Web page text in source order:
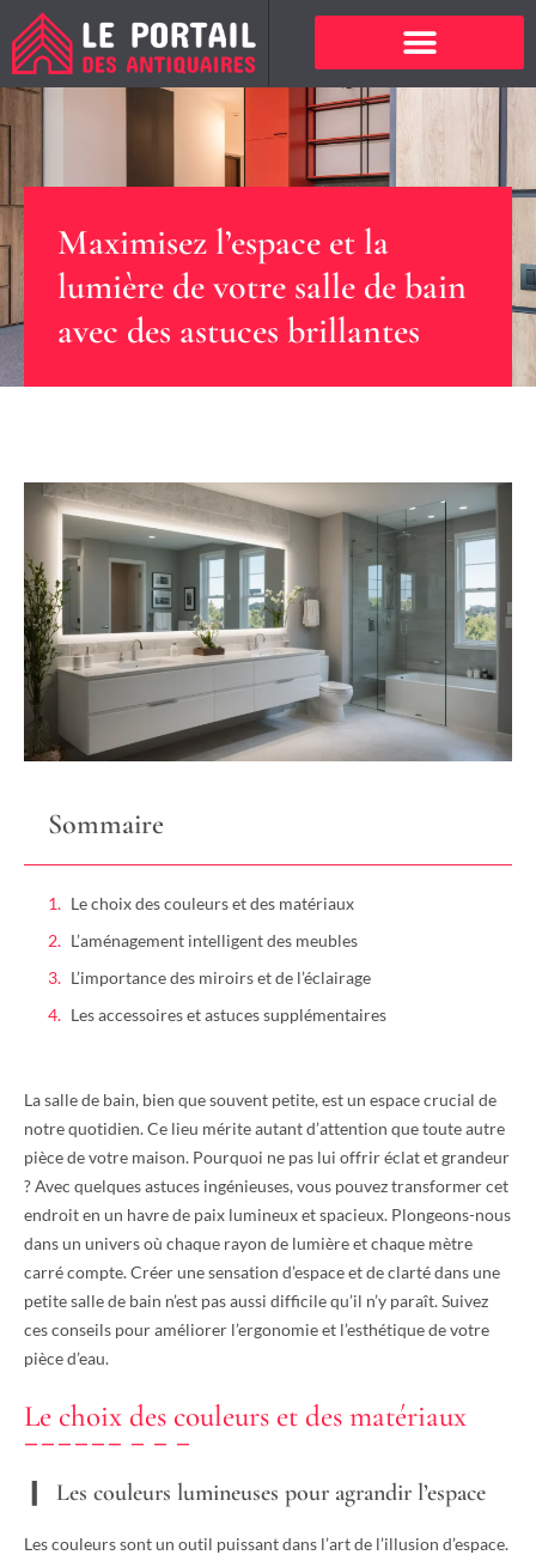
Maximisez l’espace et la
lumière de votre salle de bain
avec des astuces brillantes
Sommaire
Le choix des couleurs et des matériaux
L’aménagement intelligent des meubles
L’importance des miroirs et de l’éclairage
Les accessoires et astuces supplémentaires
La salle de bain, bien que souvent petite, est un espace crucial de
notre quotidien. Ce lieu mérite autant d’attention que toute autre
pièce de votre maison. Pourquoi ne pas lui offrir éclat et grandeur
? Avec quelques astuces ingénieuses, vous pouvez transformer cet
endroit en un havre de paix lumineux et spacieux. Plongeons-nous
dans un univers où chaque rayon de lumière et chaque mètre
carré compte. Créer une sensation d’espace et de clarté dans une
petite salle de bain n’est pas aussi difficile qu’il n’y paraît. Suivez
ces conseils pour améliorer l’ergonomie et l’esthétique de votre
pièce d’eau.
Le choix des couleurs et des matériaux
Les couleurs lumineuses pour agrandir l’espace
Les couleurs sont un outil puissant dans l’art de l’illusion d’espace.